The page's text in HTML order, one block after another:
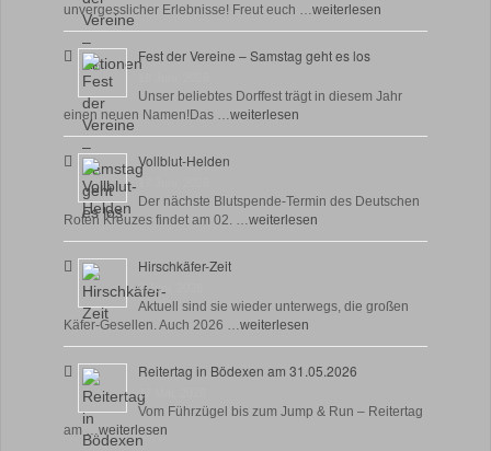
unvergesslicher Erlebnisse! Freut euch …weiterlesen
Fest der Vereine – Samstag geht es los
Unser beliebtes Dorffest trägt in diesem Jahr
einen neuen Namen!Das …weiterlesen
Vollblut-Helden
Der nächste Blutspende-Termin des Deutschen
Roten Kreuzes findet am 02. …weiterlesen
Hirschkäfer-Zeit
9 Juni, 2026
Aktuell sind sie wieder unterwegs, die großen
Käfer-Gesellen. Auch 2026 …weiterlesen
Reitertag in Bödexen am 31.05.2026
27 Mai, 2026
Vom Führzügel bis zum Jump & Run – Reitertag
am …weiterlesen